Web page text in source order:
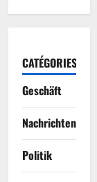
CATÉGORIES
Geschäft
Nachrichten
Politik